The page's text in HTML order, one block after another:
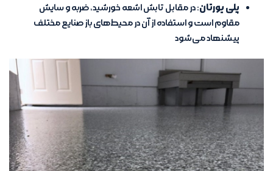
پلی یورتان: در مقابل تابش اشعه خورشید، ضربه و سایش
مقاوم است و استفاده از آن در محیط‌های باز صنایع مختلف
پیشنهاد می‌شود